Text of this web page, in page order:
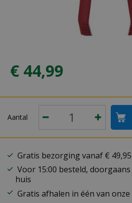
€ 44,99
Aantal
Gratis bezorging vanaf € 49,95
Voor 15:00 besteld,
huis
Gratis afhalen in één van onze